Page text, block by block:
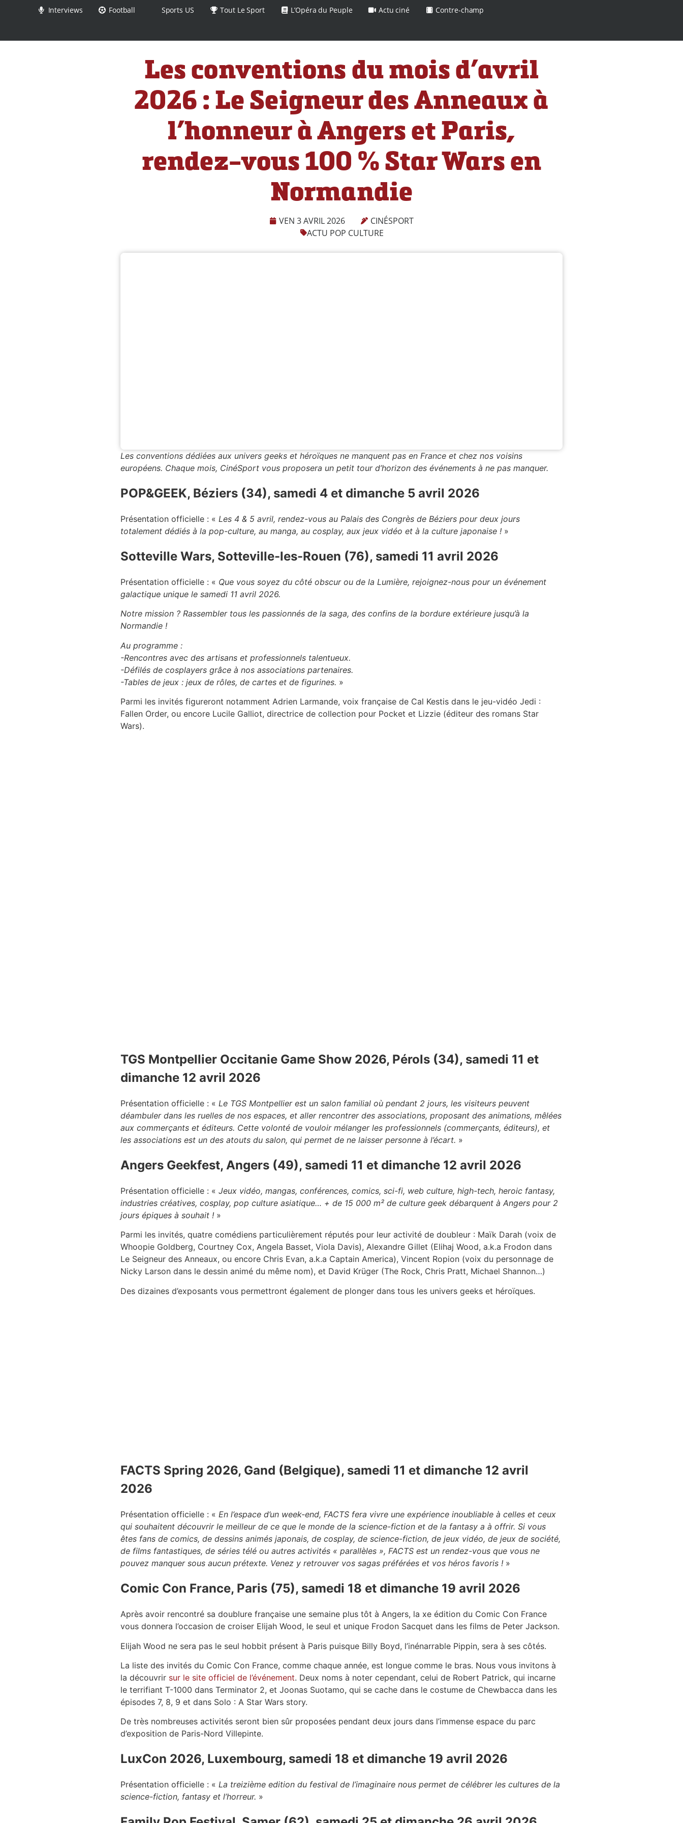
Interviews Football Sports US Tout Le Sport L’Opéra du Peuple Actu ciné Contre-champ
Les conventions du mois d’avril
2026 : Le Seigneur des Anneaux à
l’honneur à Angers et Paris,
rendez-vous 100 % Star Wars en
Normandie
VEN 3 AVRIL 2026
CINÉSPORT
ACTU POP CULTURE
Les conventions dédiées aux univers geeks et héroïques ne manquent pas en France et chez nos voisins
européens. Chaque mois, CinéSport vous proposera un petit tour d’horizon des événements à ne pas manquer.
POP&GEEK, Béziers (34), samedi 4 et dimanche 5 avril 2026
Présentation officielle : « Les 4 & 5 avril, rendez-vous au Palais des Congrès de Béziers pour deux jours
totalement dédiés à la pop-culture, au manga, au cosplay, aux jeux vidéo et à la culture japonaise ! »
Sotteville Wars, Sotteville-les-Rouen (76), samedi 11 avril 2026
Présentation officielle : « Que vous soyez du côté obscur ou de la Lumière, rejoignez-nous pour un événement
galactique unique le samedi 11 avril 2026.
Notre mission ? Rassembler tous les passionnés de la saga, des confins de la bordure extérieure jusqu’à la
Normandie !
Au programme :
-Rencontres avec des artisans et professionnels talentueux.
-Défilés de cosplayers grâce à nos associations partenaires.
-Tables de jeux : jeux de rôles, de cartes et de figurines. »
Parmi les invités figureront notamment Adrien Larmande, voix française de Cal Kestis dans le jeu-vidéo Jedi :
Fallen Order, ou encore Lucile Galliot, directrice de collection pour Pocket et Lizzie (éditeur des romans Star
Wars).
TGS Montpellier Occitanie Game Show 2026, Pérols (34), samedi 11 et
dimanche 12 avril 2026
Présentation officielle : « Le TGS Montpellier est un salon familial où pendant 2 jours, les visiteurs peuvent
déambuler dans les ruelles de nos espaces, et aller rencontrer des associations, proposant des animations, mêlées
aux commerçants et éditeurs. Cette volonté de vouloir mélanger les professionnels (commerçants, éditeurs), et
les associations est un des atouts du salon, qui permet de ne laisser personne à l’écart. »
Angers Geekfest, Angers (49), samedi 11 et dimanche 12 avril 2026
Présentation officielle : « Jeux vidéo, mangas, conférences, comics, sci-fi, web culture, high-tech, heroic fantasy,
industries créatives, cosplay, pop culture asiatique… + de 15 000 m² de culture geek débarquent à Angers pour 2
jours épiques à souhait ! »
Parmi les invités, quatre comédiens particulièrement réputés pour leur activité de doubleur : Maïk Darah (voix de
Whoopie Goldberg, Courtney Cox, Angela Basset, Viola Davis), Alexandre Gillet (Elihaj Wood, a.k.a Frodon dans
Le Seigneur des Anneaux, ou encore Chris Evan, a.k.a Captain America), Vincent Ropion (voix du personnage de
Nicky Larson dans le dessin animé du même nom), et David Krüger (The Rock, Chris Pratt, Michael Shannon…)
Des dizaines d’exposants vous permettront également de plonger dans tous les univers geeks et héroïques.
FACTS Spring 2026, Gand (Belgique), samedi 11 et dimanche 12 avril
2026
Présentation officielle : « En l’espace d’un week-end, FACTS fera vivre une expérience inoubliable à celles et ceux
qui souhaitent découvrir le meilleur de ce que le monde de la science-fiction et de la fantasy a à offrir. Si vous
êtes fans de comics, de dessins animés japonais, de cosplay, de science-fiction, de jeux vidéo, de jeux de société,
de films fantastiques, de séries télé ou autres activités « parallèles », FACTS est un rendez-vous que vous ne
pouvez manquer sous aucun prétexte. Venez y retrouver vos sagas préférées et vos héros favoris ! »
Comic Con France, Paris (75), samedi 18 et dimanche 19 avril 2026
Après avoir rencontré sa doublure française une semaine plus tôt à Angers, la xe édition du Comic Con France
vous donnera l’occasion de croiser Elijah Wood, le seul et unique Frodon Sacquet dans les films de Peter Jackson.
Elijah Wood ne sera pas le seul hobbit présent à Paris puisque Billy Boyd, l’inénarrable Pippin, sera à ses côtés.
La liste des invités du Comic Con France, comme chaque année, est longue comme le bras. Nous vous invitons à
la découvrir sur le site officiel de l’événement. Deux noms à noter cependant, celui de Robert Patrick, qui incarne
le terrifiant T-1000 dans Terminator 2, et Joonas Suotamo, qui se cache dans le costume de Chewbacca dans les
épisodes 7, 8, 9 et dans Solo : A Star Wars story.
De très nombreuses activités seront bien sûr proposées pendant deux jours dans l’immense espace du parc
d’exposition de Paris-Nord Villepinte.
LuxCon 2026, Luxembourg, samedi 18 et dimanche 19 avril 2026
Présentation officielle : « La treizième edition du festival de l’imaginaire nous permet de célébrer les cultures de la
science-fiction, fantasy et l’horreur. »